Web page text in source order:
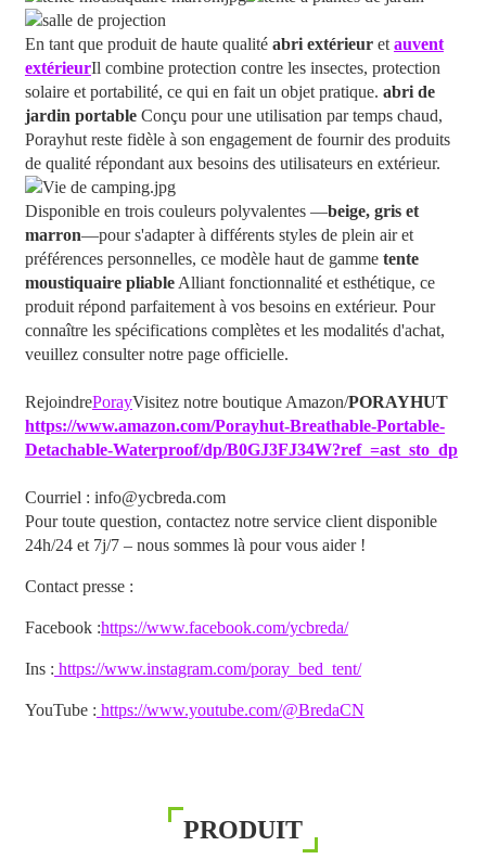
En tant que produit de haute qualité abri extérieuret auvent
extérieurIl combine protection contre les insectes, protection
solaire et portabilité, ce qui en fait un objet pratique. abri de
jardin portableConçu pour une utilisation par temps chaud,
Porayhut reste fidèle à son engagement de fournir des produits
de qualité répondant aux besoins des utilisateurs en extérieur.
Disponible en trois couleurs polyvalentes —beige, gris et
marron—pour s'adapter à différents styles de plein air et
préférences personnelles, ce modèle haut de gamme tente
moustiquaire pliableAlliant fonctionnalité et esthétique, ce
produit répond parfaitement à vos besoins en extérieur. Pour
connaître les spécifications complètes et les modalités d'achat,
veuillez consulter notre page officielle.
RejoindrePorayVisitez notre boutique Amazon/PORAYHUT
https://www.amazon.com/Porayhut-Breathable-Portable-
Detachable-Waterproof/dp/B0GJ3FJ34W?ref_=ast_sto_dp
Courriel : info@ycbreda.com
Pour toute question, contactez notre service client disponible
24h/24 et 7j/7 – nous sommes là pour vous aider !
Contact presse :
Facebook :https://www.facebook.com/ycbreda/
Ins : https://www.instagram.com/poray_bed_tent/
YouTube : https://www.youtube.com/@BredaCN
PRODUIT